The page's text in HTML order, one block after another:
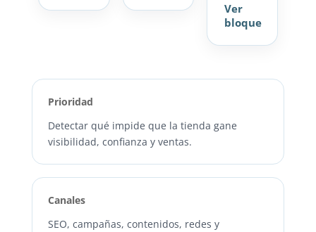
Ver
bloque
Prioridad
Detectar qué impide que la tienda gane
visibilidad, confianza y ventas.
Canales
SEO, campañas, contenidos, redes y